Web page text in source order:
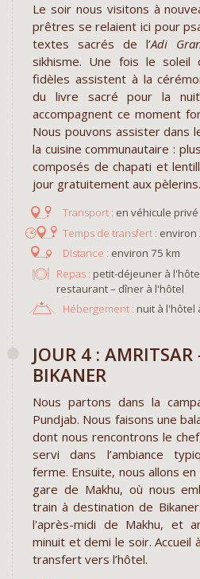
Le soir nous visitons à
prêtres se relaient ici pour
textes sacrés de l’Adi
sikhisme. Une fois le soleil
fidèles assistent à la
du livre sacré pour la
accompagnent ce moment
Nous pouvons assister dans
la cuisine communautaire :
composés de chapati et
jour gratuitement aux pèlerins.
en véhicule privé
environ
environ 75 km
Repas : petit-déjeuner à
restaurant – dîner à l'hôtel
Hébergement : nuit à l'hôtel
JOUR 4 :
BIKANER
Nous partons dans la
Pundjab. Nous faisons une
dont nous rencontrons le
servi dans l’ambiance
ferme. Ensuite, nous allons
gare de Makhu, où nous
train à destination de
l'après-midi de Makhu, et
minuit et demi le soir. Accueil
transfert vers l’hôtel.